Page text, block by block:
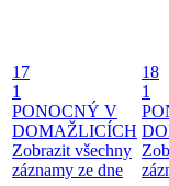
17
1
PONOCNÝ V
DOMAŽLICÍCH
Zobrazit všechny
záznamy ze dne
18
1